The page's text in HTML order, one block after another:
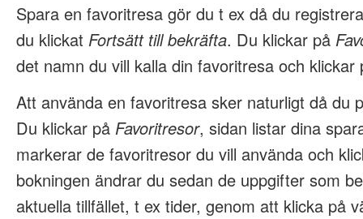
Spara en favoritresa gör du t ex då du
du klickat Fortsätt till bekräfta. Du klickar på
det namn du vill kalla din favoritresa och
Att använda en favoritresa sker naturligt då du
Du klickar på Favoritresor, sidan listar dina
markerar de favoritresor du vill använda och
bokningen ändrar du sedan de uppgifter som
aktuella tillfället, t ex tider, genom att klicka på